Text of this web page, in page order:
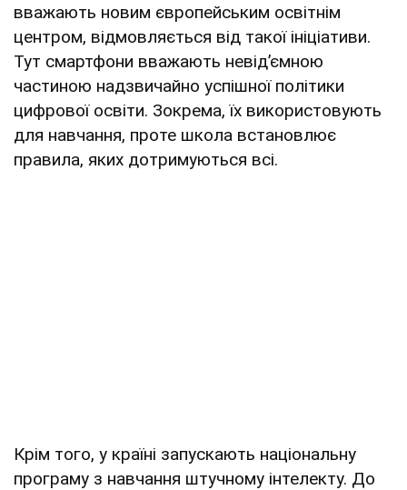
вважають новим європейським освітнім
центром, відмовляється від такої ініціативи.
Тут смартфони вважають невідʼємною
частиною надзвичайно успішної політики
цифрової освіти. Зокрема, їх використовують
для навчання, проте школа встановлює
правила, яких дотримуються всі.
Крім того, у країні запускають національну
програму з навчання штучному інтелекту. До